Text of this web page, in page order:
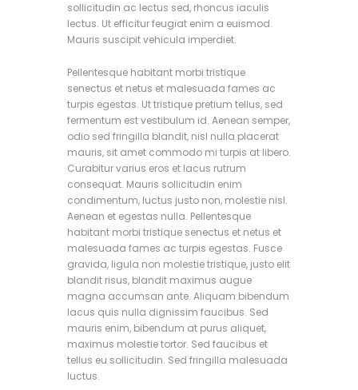
sollicitudin ac lectus sed, rhoncus iaculis
lectus. Ut efficitur feugiat enim a euismod.
Mauris suscipit vehicula imperdiet.
Pellentesque habitant morbi tristique
senectus et netus et malesuada fames ac
turpis egestas. Ut tristique pretium tellus, sed
fermentum est vestibulum id. Aenean semper,
odio sed fringilla blandit, nisl nulla placerat
mauris, sit amet commodo mi turpis at libero.
Curabitur varius eros et lacus rutrum
consequat. Mauris sollicitudin enim
condimentum, luctus justo non, molestie nisl.
Aenean et egestas nulla. Pellentesque
habitant morbi tristique senectus et netus et
malesuada fames ac turpis egestas. Fusce
gravida, ligula non molestie tristique, justo elit
blandit risus, blandit maximus augue
magna accumsan ante. Aliquam bibendum
lacus quis nulla dignissim faucibus. Sed
mauris enim, bibendum at purus aliquet,
maximus molestie tortor. Sed faucibus et
tellus eu sollicitudin. Sed fringilla malesuada
luctus.